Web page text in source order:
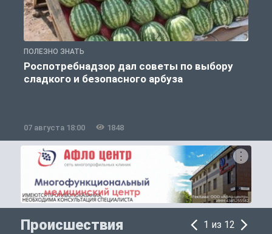
ПОЛЕЗНО ЗНАТЬ
Роспотребнадзор дал советы по выбору
сладкого и безопасного арбуза
07 августа 18:00 1848
Происшествия 1 из 12